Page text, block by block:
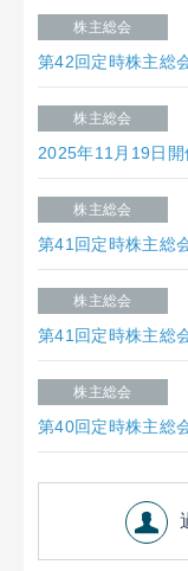
株主総会
第42回定時株主総
株主総会
2025年11月19日
株主総会
第41回定時株主総
株主総会
第41回定時株主総
株主総会
第40回定時株主総